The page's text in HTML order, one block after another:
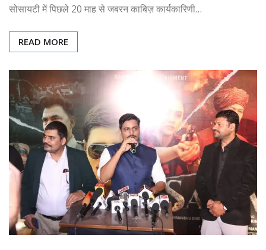
सोसायटी में पिछले 20 माह से जबरन काबिज़ कार्यकारिणी…
READ MORE